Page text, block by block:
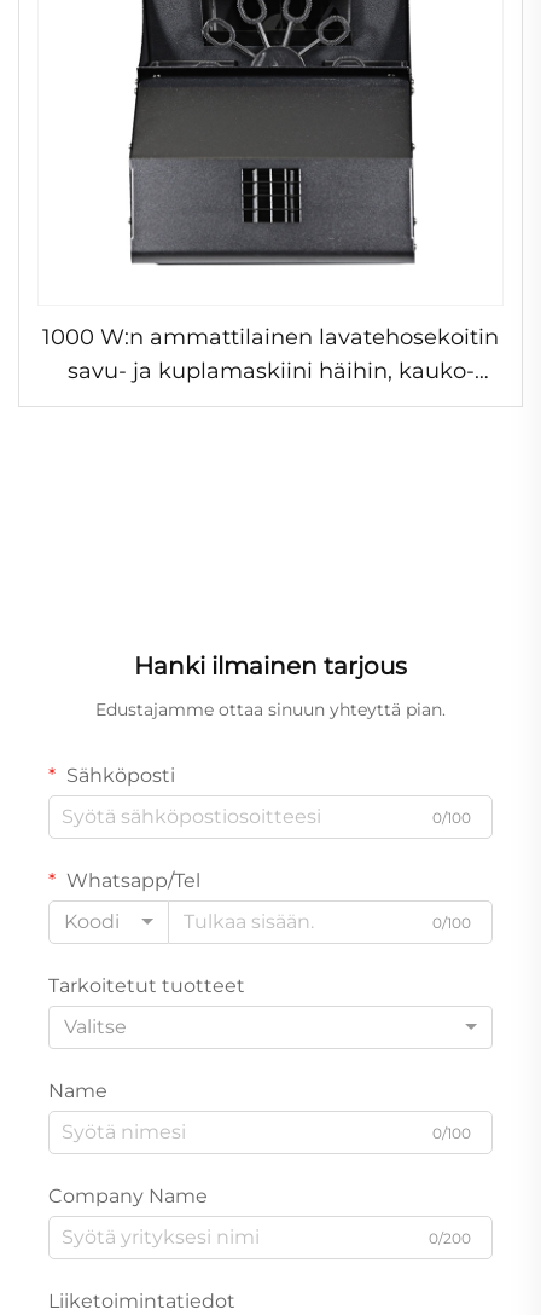
1000 W:n ammattilainen lavatehosekoitin
savu- ja kuplamaskiini häihin, kauko-
ohjauksella
Hanki ilmainen tarjous
Edustajamme ottaa sinuun yhteyttä pian.
Sähköposti
0/100
Whatsapp/Tel
Koodi
0/100
Tarkoitetut tuotteet
Valitse
Name
0/100
Company Name
0/200
Liiketoimintatiedot